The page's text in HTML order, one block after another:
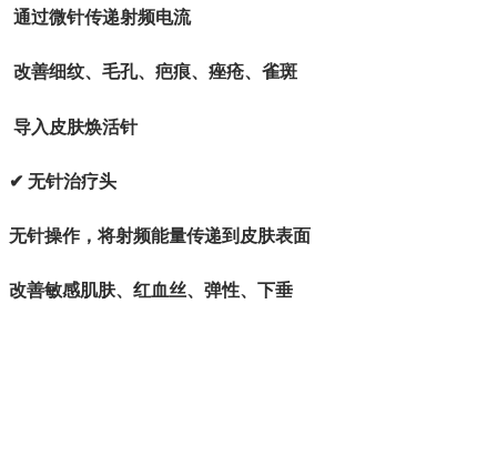
通过微针传递射频电流
改善细纹、毛孔、疤痕、痤疮、雀斑
导入皮肤焕活针
✔ 无针治疗头
无针操作，将射频能量传递到皮肤表面
改善敏感肌肤、红血丝、弹性、下垂